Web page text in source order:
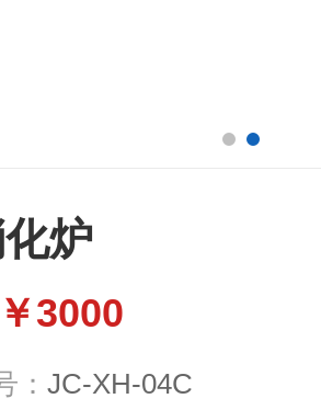
炉
￥3000
： JC-XH-04C